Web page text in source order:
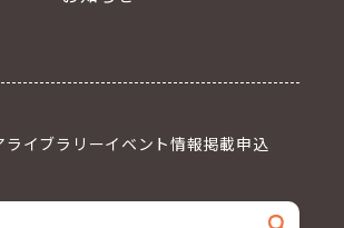
ライブラリーイベント情報掲載申込